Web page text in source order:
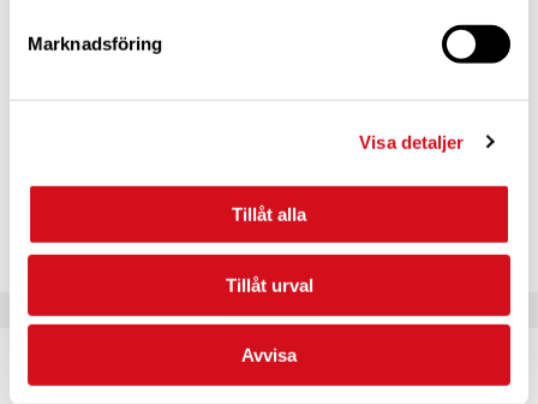
Marknadsföring
Visa detaljer
Tillåt alla
Tillåt urval
Avvisa
Caravan Club Björkö Örn
Gräddö, 71650 Sweden + Google Map
Visa Plats-webbplats
Caravan Club Partner